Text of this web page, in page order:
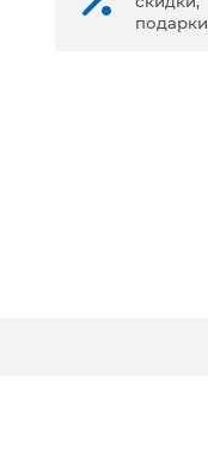
подарки